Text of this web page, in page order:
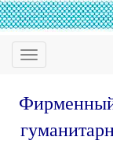
Фирменный